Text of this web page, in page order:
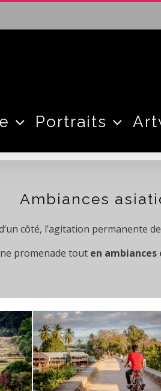
Portraits
Ambiances
côté, l’agitation permanente
promenade tout en